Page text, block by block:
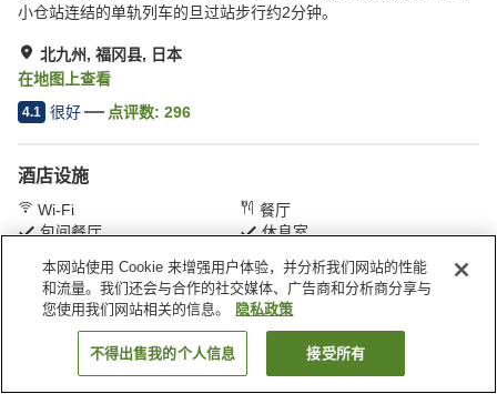
小仓站连结的单轨列车的旦过站步行约2分钟。
北九州, 福冈县, 日本
在地图上查看
4.1 很好 点评数: 296
酒店设施
Wi-Fi
餐厅
包间餐厅
休息室
首页 日本 福冈县 北九州 新田川小仓ART酒店
搜索客房
本网站使用 Cookie 来增强用户体验，并分析我们网站的性能
和流量。我们还会与合作的社交媒体、广告商和分析商分享与
您使用我们网站相关的信息。
隐私政策
不得出售我的个人信息 接受所有